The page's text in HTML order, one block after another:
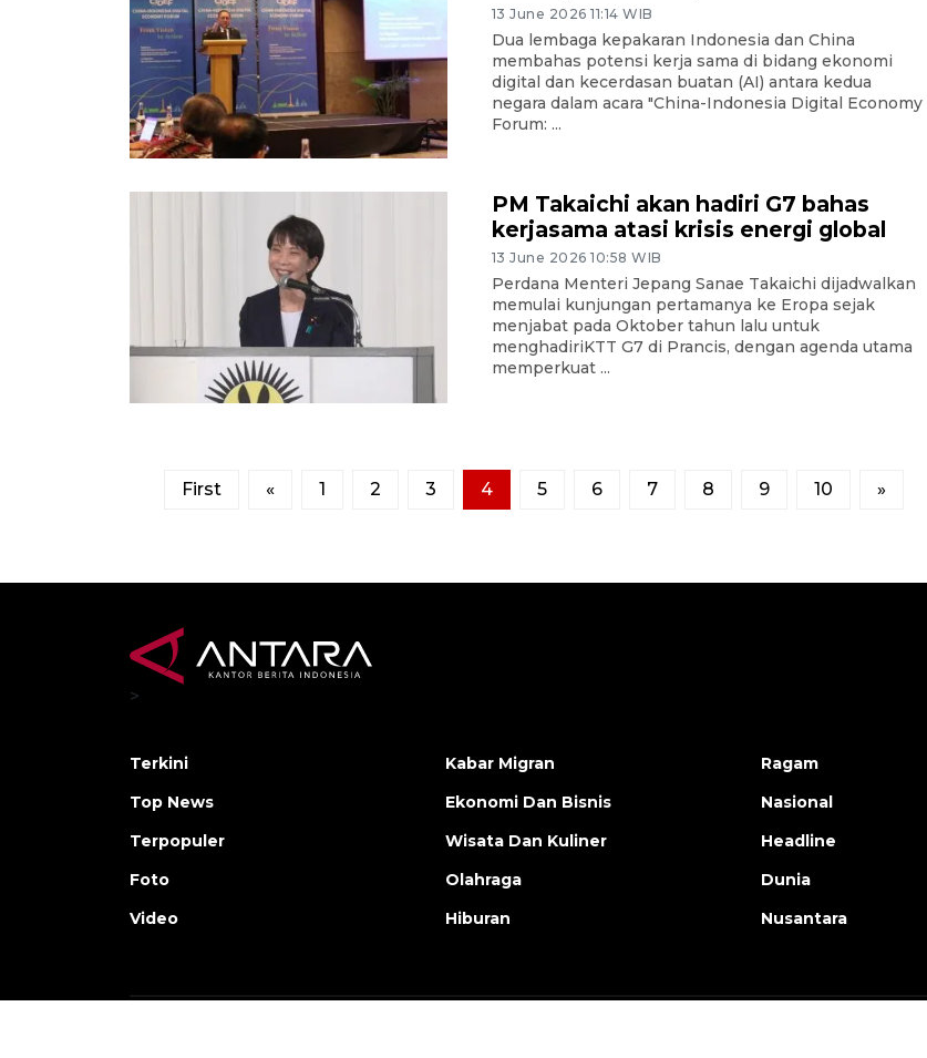
13 June 2026 11:14 WIB
Dua lembaga kepakaran Indonesia dan China
membahas potensi kerja sama di bidang ekonomi
digital dan kecerdasan buatan (AI) antara kedua
negara dalam acara "China-Indonesia Digital Economy
Forum: ...
PM Takaichi akan hadiri G7 bahas
kerjasama atasi krisis energi global
13 June 2026 10:58 WIB
Perdana Menteri Jepang Sanae Takaichi dijadwalkan
memulai kunjungan pertamanya ke Eropa sejak
menjabat pada Oktober tahun lalu untuk
menghadiriKTT G7 di Prancis, dengan agenda utama
memperkuat ...
First « 1 2 3 4 5 6 7 8 9 10 »
Tarawih di Malaysia
19 February 2026 19:47 WIB
>
Terkini
Top News
Terpopuler
Foto
Video
Kabar Migran
Ekonomi Dan Bisnis
Wisata Dan Kuliner
Olahraga
Hiburan
Ragam
Nasional
Headline
Dunia
Nusantara